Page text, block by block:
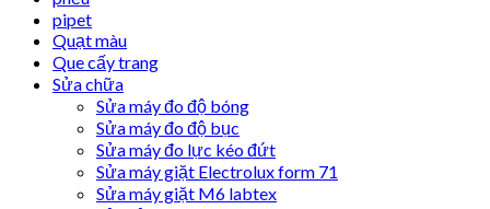
pipet
Quạt màu
Que cấy trang
Sửa chữa
Sửa máy đo độ bóng
Sửa máy đo độ bục
Sửa máy đo lực kéo đứt
Sửa máy giặt Electrolux form 71
Sửa máy giặt M6 labtex